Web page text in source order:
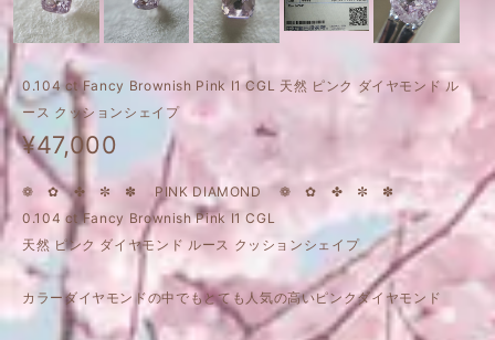
0.104 ct Fancy Brownish Pink I1 CGL 天然 ピンク ダイヤモンド ル
ース クッションシェイプ
¥47,000
❁ ✿ ✤ ✼ ✽ PINK DIAMOND ❁ ✿ ✤ ✼ ✽
0.104 ct Fancy Brownish Pink I1 CGL
天然 ピンク ダイヤモンド ルース クッションシェイプ
カラーダイヤモンドの中でもとても人気の高いピンクダイヤモンド